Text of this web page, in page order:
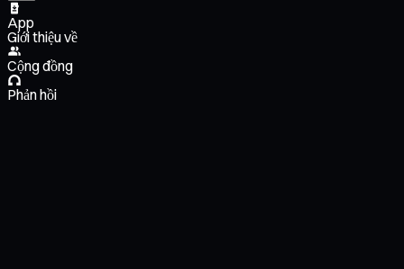
App
Giới thiệu về
Cộng đồng
Phản hồi